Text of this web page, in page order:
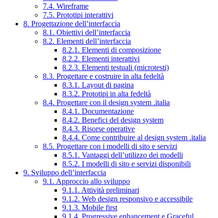
7.4. Wireframe
7.5. Prototipi interattivi
8. Progettazione dell’interfaccia
8.1. Obiettivi dell’interfaccia
8.2. Elementi dell’interfaccia
8.2.1. Elementi di composizione
8.2.2. Elementi interattivi
8.2.3. Elementi testuali (microtesti)
8.3. Progettare e costruire in alta fedeltà
8.3.1. Layout di pagina
8.3.2. Prototipi in alta fedeltà
8.4. Progettare con il design system .italia
8.4.1. Documentazione
8.4.2. Benefici del design system
8.4.3. Risorse operative
8.4.4. Come contribuire al design system .italia
8.5. Progettare con i modelli di sito e servizi
8.5.1. Vantaggi dell’utilizzo dei modelli
8.5.2. I modelli di sito e servizi disponibili
9. Sviluppo dell’interfaccia
9.1. Approccio allo sviluppo
9.1.1. Attività preliminari
9.1.2. Web design responsivo e accessibile
9.1.3. Mobile first
9.1.4. Progressive enhancement e Graceful